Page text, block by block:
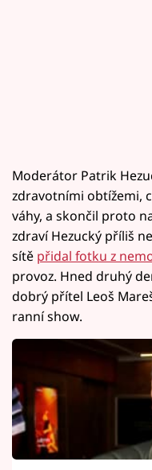
Moderátor Patrik
zdravotními obtížemi,
váhy, a skončil proto
zdraví Hezucký příliš
sítě přidal fotku z
provoz. Hned druhý
dobrý přítel Leoš
ranní show.